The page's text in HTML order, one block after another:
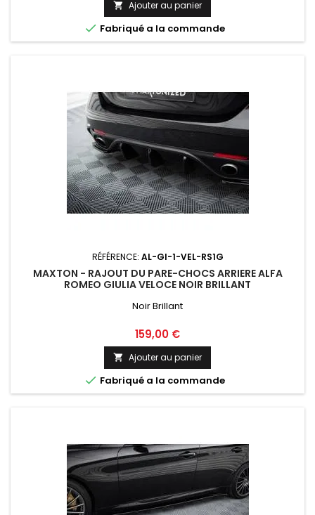
 Ajouter au panier
 Fabriqué a la commande
RÉFÉRENCE: AL-GI-1-VEL-RS1G
MAXTON - RAJOUT DU PARE-CHOCS ARRIERE ALFA
ROMEO GIULIA VELOCE NOIR BRILLANT
Noir Brillant
Prix
159,00 €
 Ajouter au panier
 Fabriqué a la commande